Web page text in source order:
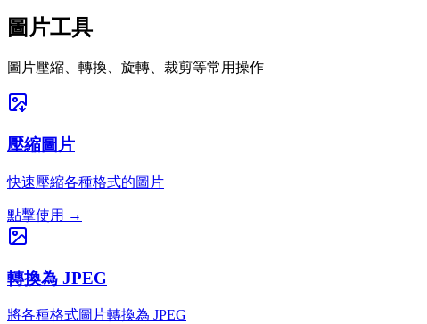
圖片工具
圖片壓縮、轉換、旋轉、裁剪等常用操作
壓縮圖片
快速壓縮各種格式的圖片
點擊使用 →
轉換為 JPEG
將各種格式圖片轉換為 JPEG